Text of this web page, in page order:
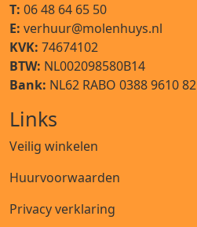
T: 06 48 64 65 50
E: verhuur@molenhuys.nl
KVK: 74674102
BTW: NL002098580B14
Bank: NL62 RABO 0388 9610 82
Links
Veilig winkelen
Huurvoorwaarden
Privacy verklaring